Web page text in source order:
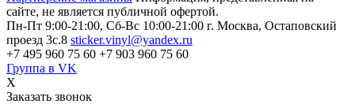
сайте, не является публичной офертой.
Пн-Пт 9:00-21:00, Сб-Вс 10:00-21:00 г. Москва, Остаповский
проезд 3с.8 sticker.vinyl@yandex.ru
+7 495 960 75 60 +7 903 960 75 60
Группа в VK
X
Заказать звонок